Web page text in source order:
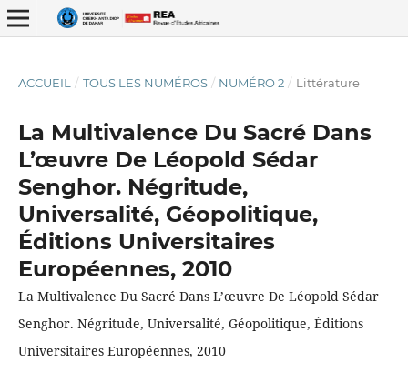
ISSN : 2337-2621
ACCUEIL / TOUS LES NUMÉROS / NUMÉRO 2 / Littérature
La Multivalence Du Sacré Dans
L’œuvre De Léopold Sédar
Senghor. Négritude,
Universalité, Géopolitique,
Éditions Universitaires
Européennes, 2010
La Multivalence Du Sacré Dans L’œuvre De Léopold Sédar
Senghor. Négritude, Universalité, Géopolitique, Éditions
Universitaires Européennes, 2010